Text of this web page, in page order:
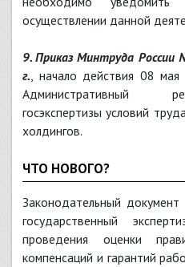
осуществлении данной
9. Приказ Минтруда
г., начало действия 08
Административный
госэкспертизы условий
холдингов.
ЧТО НОВОГО?
Законодательный документ
государственный
проведения оценки
компенсаций и гарантий